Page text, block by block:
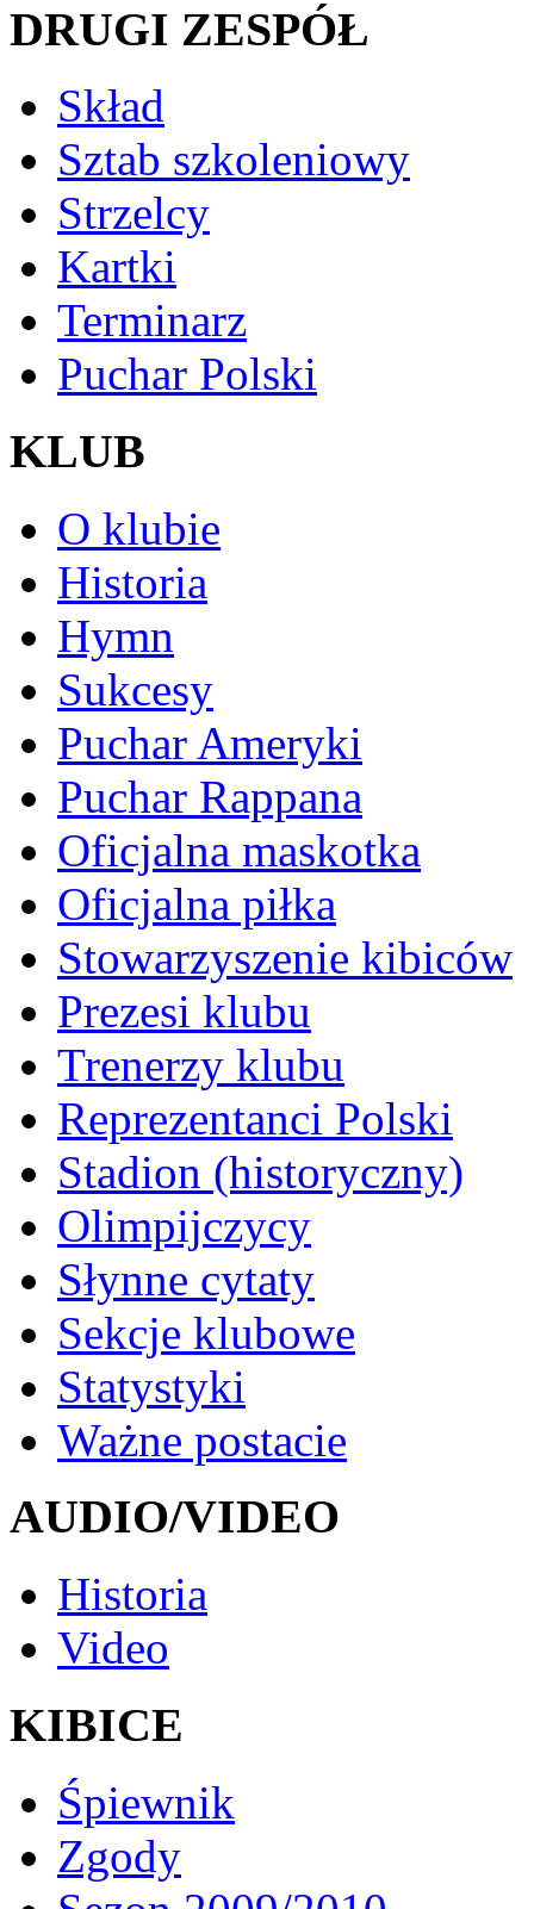
DRUGI ZESPÓŁ
Skład
Sztab szkoleniowy
Strzelcy
Kartki
Terminarz
Puchar Polski
KLUB
O klubie
Historia
Hymn
Sukcesy
Puchar Ameryki
Puchar Rappana
Oficjalna maskotka
Oficjalna piłka
Stowarzyszenie kibiców
Prezesi klubu
Trenerzy klubu
Reprezentanci Polski
Stadion (historyczny)
Olimpijczycy
Słynne cytaty
Sekcje klubowe
Statystyki
Ważne postacie
AUDIO/VIDEO
Historia
Video
KIBICE
Śpiewnik
Zgody